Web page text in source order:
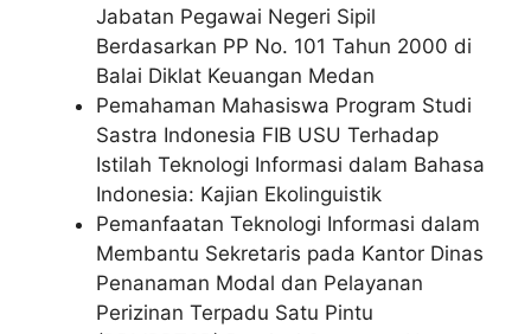
Jabatan Pegawai Negeri Sipil
Berdasarkan PP No. 101 Tahun 2000 di
Balai Diklat Keuangan Medan
Pemahaman Mahasiswa Program Studi
Sastra Indonesia FIB USU Terhadap
Istilah Teknologi Informasi dalam Bahasa
Indonesia: Kajian Ekolinguistik
Pemanfaatan Teknologi Informasi dalam
Membantu Sekretaris pada Kantor Dinas
Penanaman Modal dan Pelayanan
Perizinan Terpadu Satu Pintu